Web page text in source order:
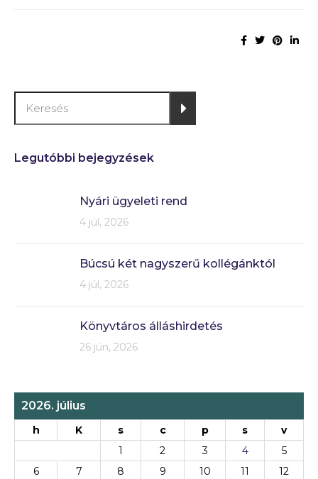
Legutóbbi bejegyzések
Nyári ügyeleti rend
4 júl, 2026
Búcsú két nagyszerű kollégánktól
4 júl, 2026
Könyvtáros álláshirdetés
26 jún, 2026
2026. július
h K s c p s
v
1
2 3 4
5
6
7 8 9 10 11 12